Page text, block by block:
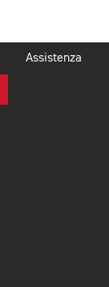
Assistenza